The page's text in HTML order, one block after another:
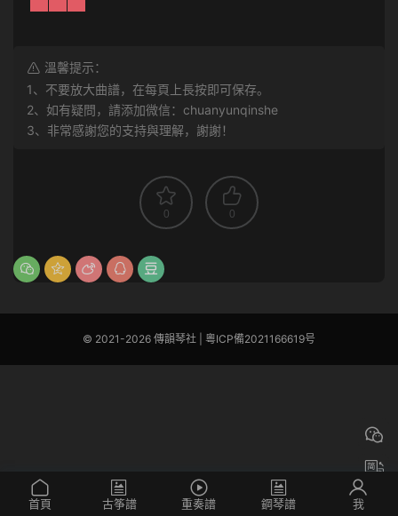
溫馨提示：
1、不要放大曲譜，在每頁上長按即可保存。
2、如有疑問，請添加微信：chuanyunqinshe
3、非常感謝您的支持與理解，謝謝！
0 0
© 2021-2026 傳韻琴社 | 粵ICP備2021166619号
首頁 古筝譜 重奏譜 鋼琴譜 我